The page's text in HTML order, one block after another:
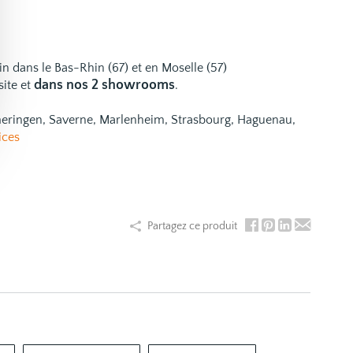
dans le Bas-Rhin (67) et en Moselle (57)
et dans nos 2 showrooms.
Saverne, Marlenheim, Strasbourg, Haguenau,
Partagez ce produit